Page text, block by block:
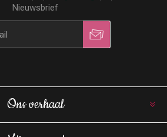
Nieuwsbrief
Ons verhaal